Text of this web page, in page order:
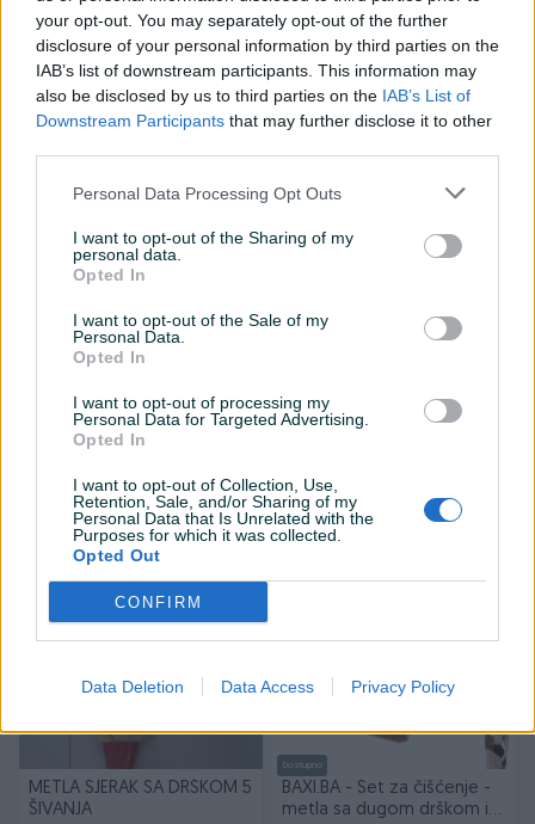
your opt-out. You may separately opt-out of the further
disclosure of your personal information by third parties on the
IAB’s list of downstream participants. This information may
also be disclosed by us to third parties on the IAB’s List of
Downstream Participants that may further disclose it to other
Personal Data Processing Opt Outs
I want to opt-out of the Sharing of my
personal data.
Opted In
I want to opt-out of the Sale of my
Personal Data.
Opted In
I want to opt-out of processing my
Personal Data for Targeted Advertising.
Opted In
I want to opt-out of Collection, Use,
Retention, Sale, and/or Sharing of my
Personal Data that Is Unrelated with the
Purposes for which it was collected.
Opted Out
CONFIRM
Data Deletion Data Access Privacy Policy
Dostupno
METLA MALA 3 VEZA S
DRŠKOM
prije 5 dana
Dostupno
LOPATICA S GUMOM
CRVENA
prije 5 dana
LOPATICA POCINČANA S
prije 5 dana
PIK SHOP
Novo
14,30 KM
METLA SJERAK SA DRŠKOM 5
ŠIVANJA
Dostupno
BAXI.BA - Set za čišćenje -
metla sa dugom drškom i